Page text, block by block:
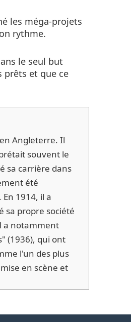
les méga-projets
rythme.
le seul but
prêts et que ce
Angleterre. Il
souvent le
sa carrière dans
été
1914, il a
sa propre société
a notamment
(1936), qui ont
l'un des plus
en scène et